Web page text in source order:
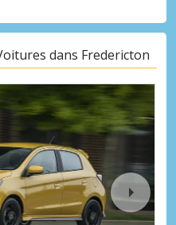
dans Fredericton